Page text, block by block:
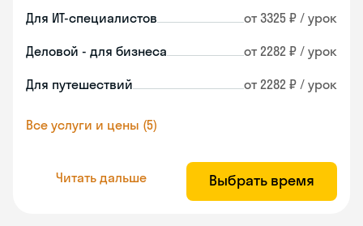
Для ИТ-специалистов от 3325 ₽ / урок
Деловой - для бизнеса от 2282 ₽ / урок
Для путешествий от 2282 ₽ / урок
Все услуги и цены (5)
Читать дальше Выбрать время